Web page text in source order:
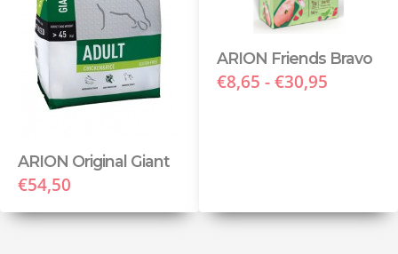
ARION Original Giant
€54,50
ARION Friends Bravo
€8,65 - €30,95